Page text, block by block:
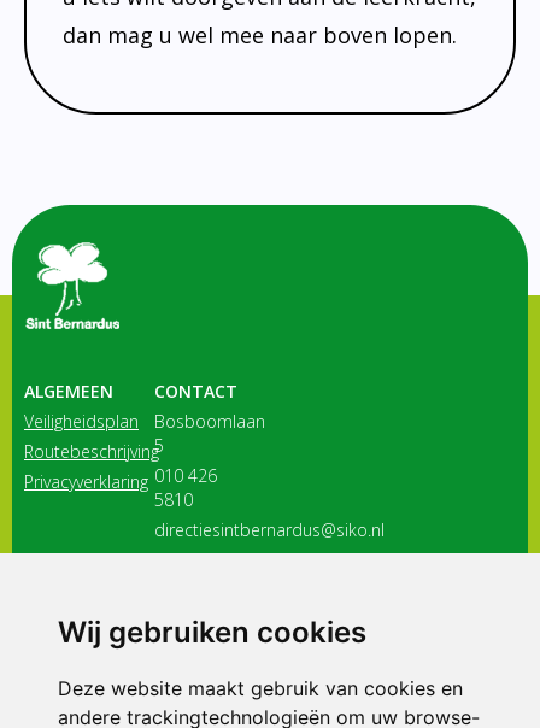
Wij gebruiken cookies
Deze website maakt gebruik van cookies en
andere trackingtechnologieën om uw browse-
Privacy
dan mag u wel mee naar boven lopen.
ALGEMEEN
Veiligheidsplan
Routebeschrijving
Privacyverklaring
CONTACT
Bosboomlaan
5
010 426
5810
directiesintbernardus@siko.nl
3116 JB
ONDERDEEL VAN